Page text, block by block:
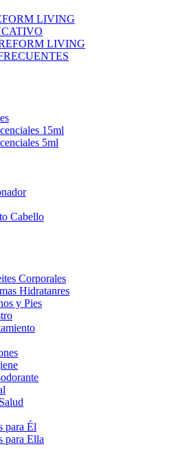
LIVING
LIVING
15ml
5ml
Cabello
Corporales
Hidratanres
y Pies
para Él
para Ella